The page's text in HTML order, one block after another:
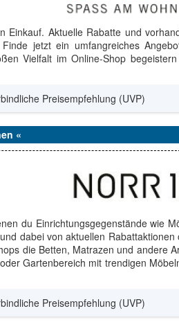
Einkauf. Aktuelle Rabatte und
jetzt ein umfangreiches
Vielfalt im Online-Shop
Preisempfehlung (UVP)
«
du Einrichtungsgegenstände wie
dabei von aktuellen Rabattaktionen
die Betten, Matrazen und andere
Gartenbereich mit trendigen
Preisempfehlung (UVP)